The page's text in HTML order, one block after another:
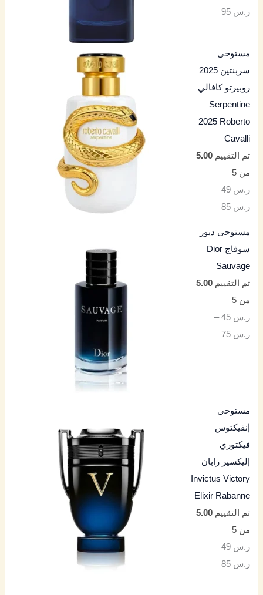
ر.س 95
مستوحى
سربنتين 2025
روبيرتو كافالي
Serpentine
2025 Roberto
Cavalli
تم التقييم5.00
من 5
ر.س 49
–
ر.س 85
مستوحى ديور
سوفاج Dior
Sauvage
تم التقييم5.00
من 5
ر.س 45
–
ر.س 75
مستوحى
إنفيكتوس
فيكتوري
إليكسير رابان
Invictus Victory
Elixir Rabanne
تم التقييم5.00
من 5
ر.س 49
–
ر.س 85